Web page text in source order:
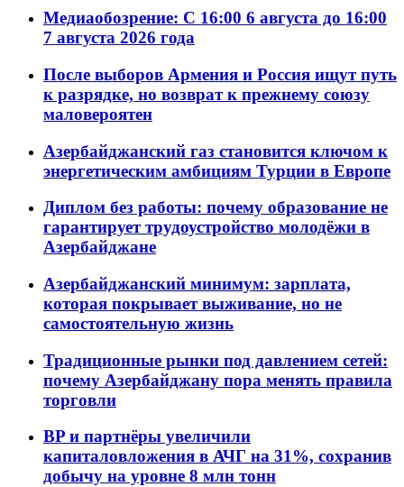
Медиаобозрение: С 16:00 6 августа до 16:00
7 августа 2026 года
После выборов Армения и Россия ищут путь
к разрядке, но возврат к прежнему союзу
маловероятен
Азербайджанский газ становится ключом к
энергетическим амбициям Турции в Европе
Диплом без работы: почему образование не
гарантирует трудоустройство молодёжи в
Азербайджане
Азербайджанский минимум: зарплата,
которая покрывает выживание, но не
самостоятельную жизнь
Традиционные рынки под давлением сетей:
почему Азербайджану пора менять правила
торговли
BP и партнёры увеличили
капиталовложения в АЧГ на 31%, сохранив
добычу на уровне 8 млн тонн